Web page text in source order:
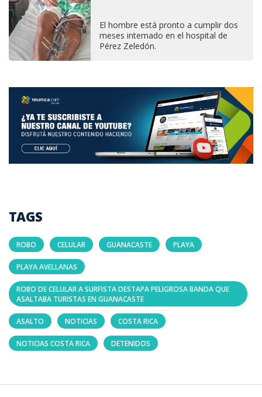
El hombre está pronto a cumplir dos
meses internado en el hospital de
Pérez Zeledón.
TAGS
ROBO CELULAR GUANACASTE PLAYA
PLAYA AVELLANAS
ROBO DE CELULAR A SURFISTA DESTAPA PELIGROSA BANDA QUE
ASALTABA TURISTAS EN GUANACASTE
ASALTO NOTICIAS COSTA RICA
NOTICIAS COSTA RICA DETENIDOS